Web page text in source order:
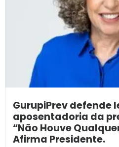
GurupiPrev defende
aposentadoria da
“Não Houve
Afirma Presidente.